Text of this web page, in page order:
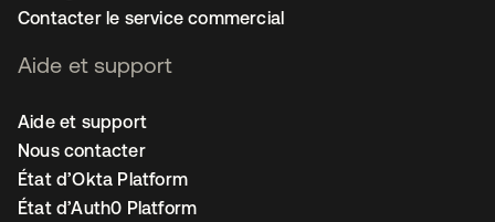
Contacter le service commercial
Aide et support
Aide et support
Nous contacter
État d’Okta Platform
État d’Auth0 Platform